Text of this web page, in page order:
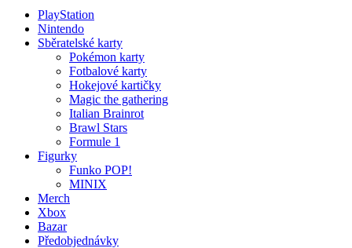
PlayStation
Nintendo
Sběratelské karty
Pokémon karty
Fotbalové karty
Hokejové kartičky
Magic the gathering
Italian Brainrot
Brawl Stars
Formule 1
Figurky
Funko POP!
MINIX
Merch
Xbox
Bazar
Předobjednávky